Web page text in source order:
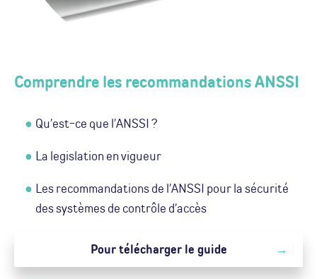
Comprendre les recommandations ANSSI
Qu’est-ce que l’ANSSI ?
La legislation en vigueur
Les recommandations de l’ANSSI pour la sécurité
des systèmes de contrôle d’accès
Pour télécharger le guide